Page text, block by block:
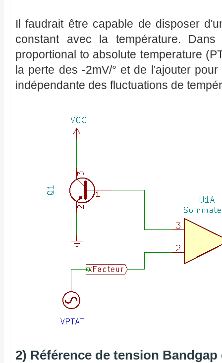
Il faudrait être capable de disposer
constant avec la température.
proportional to absolute temperature
la perte des -2mV/° et de l'ajouter
indépendante des fluctuations de
2) Référence de tension Bandgap